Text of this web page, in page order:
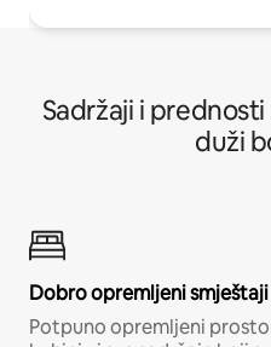
Sadržaji i
duži
Dobro opremljeni smještaji
Potpuno opremljeni